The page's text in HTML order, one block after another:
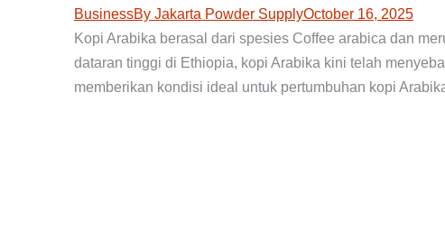
BusinessBy Jakarta Powder SupplyOctober 16, 2025
Kopi Arabika berasal dari spesies Coffee arabica dan
dataran tinggi di Ethiopia, kopi Arabika kini telah
memberikan kondisi ideal untuk pertumbuhan kopi